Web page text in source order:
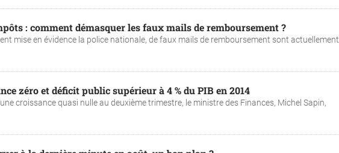
: comment démasquer les faux mails de remboursement ?
mise en évidence la police nationale, de faux mails de remboursement sont actuellement
zéro et déficit public supérieur à 4 % du PIB en 2014
croissance quasi nulle au deuxième trimestre, le ministre des Finances, Michel Sapin,